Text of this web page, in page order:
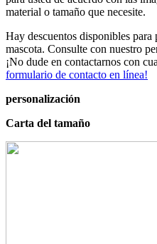
material o tamaño que necesite.
Hay descuentos disponibles para
mascota. Consulte con nuestro
¡No dude en contactarnos con
formulario de contacto en línea!
personalización
Carta del tamaño